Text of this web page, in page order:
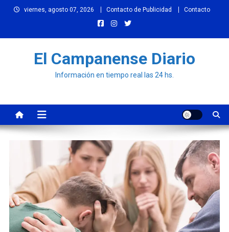
viernes, agosto 07, 2026 Contacto de Publicidad Contacto
El Campanense Diario
Información en tiempo real las 24 hs.